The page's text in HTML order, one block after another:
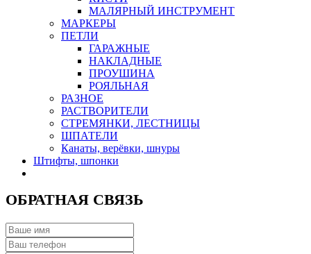
МАЛЯРНЫЙ ИНСТРУМЕНТ
МАРКЕРЫ
ПЕТЛИ
ГАРАЖНЫЕ
НАКЛАДНЫЕ
ПРОУШИНА
РОЯЛЬНАЯ
РАЗНОЕ
РАСТВОРИТЕЛИ
СТРЕМЯНКИ, ЛЕСТНИЦЫ
ШПАТЕЛИ
Канаты, верёвки, шнуры
Штифты, шпонки
ОБРАТНАЯ СВЯЗЬ